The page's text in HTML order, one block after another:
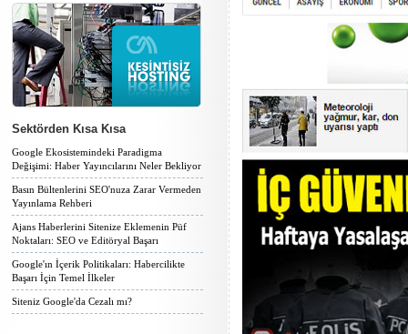
Sektörden Kısa Kısa
Google Ekosistemindeki Paradigma
Değişimi: Haber Yayıncılarını Neler Bekliyor
Basın Bültenlerini SEO'nuza Zarar Vermeden
Yayınlama Rehberi
Ajans Haberlerini Sitenize Eklemenin Püf
Noktaları: SEO ve Editöryal Başarı
Google'ın İçerik Politikaları: Habercilikte
Başarı İçin Temel İlkeler
Siteniz Google'da Cezalı mı?